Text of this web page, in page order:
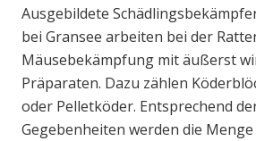
Ausgebildete
bei Gransee arbeiten bei der
Mäusebekämpfung mit äußerst
Präparaten. Dazu zählen
oder Pelletköder. Entsprechend
Gegebenheiten werden die